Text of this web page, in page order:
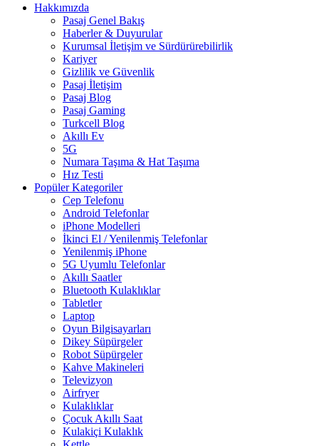
Hakkımızda
Pasaj Genel Bakış
Haberler & Duyurular
Kurumsal İletişim ve Sürdürürebilirlik
Kariyer
Gizlilik ve Güvenlik
Pasaj İletişim
Pasaj Blog
Pasaj Gaming
Turkcell Blog
Akıllı Ev
5G
Numara Taşıma & Hat Taşıma
Hız Testi
Popüler Kategoriler
Cep Telefonu
Android Telefonlar
iPhone Modelleri
İkinci El / Yenilenmiş Telefonlar
Yenilenmiş iPhone
5G Uyumlu Telefonlar
Akıllı Saatler
Bluetooth Kulaklıklar
Tabletler
Laptop
Oyun Bilgisayarları
Dikey Süpürgeler
Robot Süpürgeler
Kahve Makineleri
Televizyon
Airfryer
Kulaklıklar
Çocuk Akıllı Saat
Kulakiçi Kulaklık